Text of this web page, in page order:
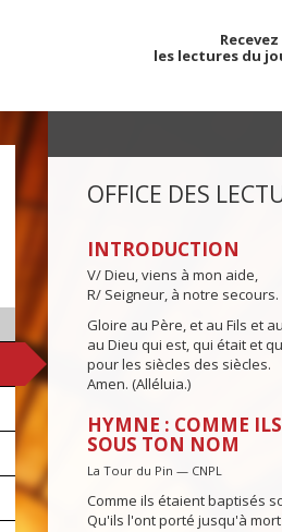
les lectures du
OFFICE DES
INTRODUCTION
V/ Dieu, viens à mon aide,
R/ Seigneur, à notre secours.
Gloire au Père, et au Fils et
au Dieu qui est, qui était et
pour les siècles des siècles.
Amen. (Alléluia.)
HYMNE : COMME
SOUS TON NOM
La Tour du Pin — CNPL
Comme ils étaient baptisés
Qu'ils l'ont porté jusqu'à